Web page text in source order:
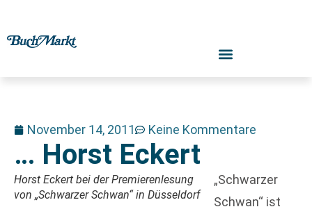
November 14, 2011 Keine Kommentare
… Horst Eckert
Horst Eckert bei der Premierenlesung
von „Schwarzer Schwan“ in Düsseldorf
„Schwarzer
Schwan“ ist